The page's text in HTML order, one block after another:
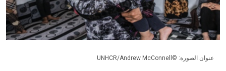
عنوان الصورة: ©UNHCR/Andrew McConnell